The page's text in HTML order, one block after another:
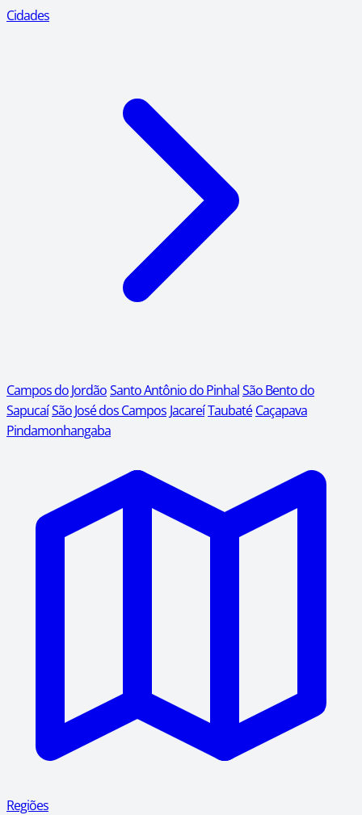
Cidades
Campos do JordãoSanto Antônio do PinhalSão Bento do
SapucaíSão José dos Campos JacareíTaubaté Caçapava
Pindamonhangaba
Regiões